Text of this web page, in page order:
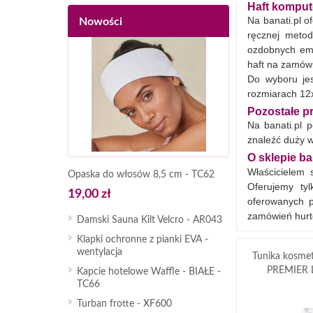
Haft
Na banati.pl
ręcznej
ozdobnych
haft na
Do wyboru
rozmiarach
Pozostałe
Na banati.pl
znaleźć duży
O sklepie
Oferujemy
oferowanych
zamówień
Tunika
PREMIER
Nowości
Opaska do włosów 8,5 cm - TC62
19,00 zł
Damski Sauna Kilt Velcro - AR043
Klapki ochronne z pianki EVA -
wentylacja
Kapcie hotelowe Waffle - BIAŁE -
TC66
Turban frotte - XF600